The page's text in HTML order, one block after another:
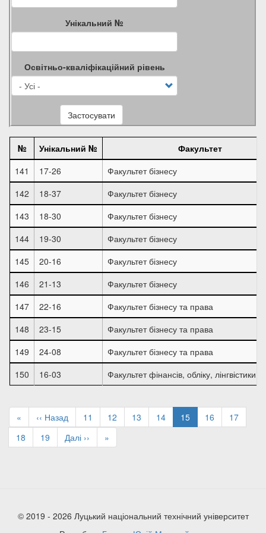
Унікальний №
Освітньо-кваліфікаційний рівень
Застосувати
№ Унікальний №
Факультет
141
17-26
Факультет бізнесу
142
18-37
Факультет бізнесу
143
18-30
Факультет бізнесу
144
19-30
Факультет бізнесу
145
20-16
Факультет бізнесу
146
21-13
Факультет бізнесу
147
22-16
Факультет бізнесу та права
148
23-15
Факультет бізнесу та права
149
24-08
Факультет бізнесу та права
150
16-03 Факультет фінансів, обліку, лінгвістики
Розбивка
на
сторінки
Перша
сторінка
«
Попередня
сторінка
‹‹ Назад Page
11 Page
12 Page
13 Page
14
Поточна
сторінка
15 Page
16 Page
17
Page
18 Page
19
Наступна
сторінка
Далі ››
Остання
сторінка
»
© 2019 - 2026 Луцький національний технічний університет